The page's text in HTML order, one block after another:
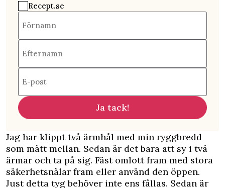
Recept.se
Förnamn
Efternamn
E-post
Ja tack!
Jag har klippt två ärmhål med min ryggbredd
som mått mellan. Sedan är det bara att sy i två
ärmar och ta på sig. Fäst omlott fram med stora
säkerhetsnålar fram eller använd den öppen.
Just detta tyg behöver inte ens fållas. Sedan är